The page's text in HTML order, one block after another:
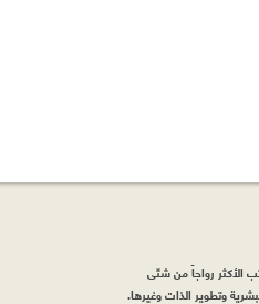
الأكثر رواجاً من شتّى
وتطوير الذات وغيرها.